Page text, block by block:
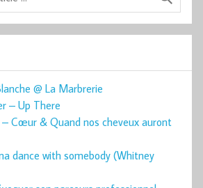
@ La Marbrerie
– Up There
Cœur & Quand nos cheveux auront
dance with somebody (Whitney